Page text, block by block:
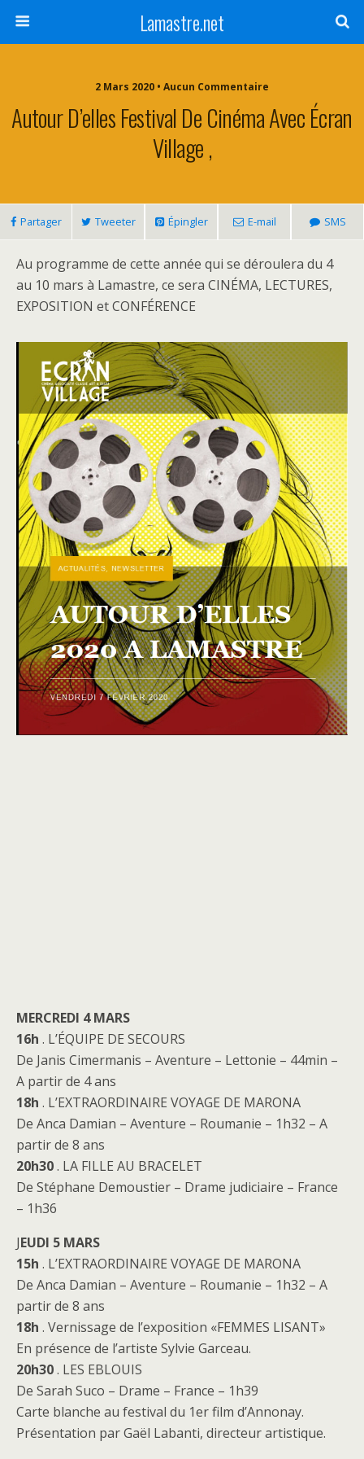
Lamastre.net
2 Mars 2020 • Aucun Commentaire
Autour D’elles Festival De Cinéma Avec Écran
Village ,
Partager Tweeter Épingler E-mail SMS
Au programme de cette année qui se déroulera du 4
au 10 mars à Lamastre, ce sera CINÉMA, LECTURES,
EXPOSITION et CONFÉRENCE
MERCREDI 4 MARS
16h . L’ÉQUIPE DE SECOURS
De Janis Cimermanis – Aventure – Lettonie – 44min –
A partir de 4 ans
18h . L’EXTRAORDINAIRE VOYAGE DE MARONA
De Anca Damian – Aventure – Roumanie – 1h32 – A
partir de 8 ans
20h30. LA FILLE AU BRACELET
De Stéphane Demoustier – Drame judiciaire – France
– 1h36
JEUDI 5 MARS
15h . L’EXTRAORDINAIRE VOYAGE DE MARONA
De Anca Damian – Aventure – Roumanie – 1h32 – A
partir de 8 ans
18h . Vernissage de l’exposition «FEMMES LISANT»
En présence de l’artiste Sylvie Garceau.
20h30. LES EBLOUIS
De Sarah Suco – Drame – France – 1h39
Carte blanche au festival du 1er film d’Annonay.
Présentation par Gaël Labanti, directeur artistique.